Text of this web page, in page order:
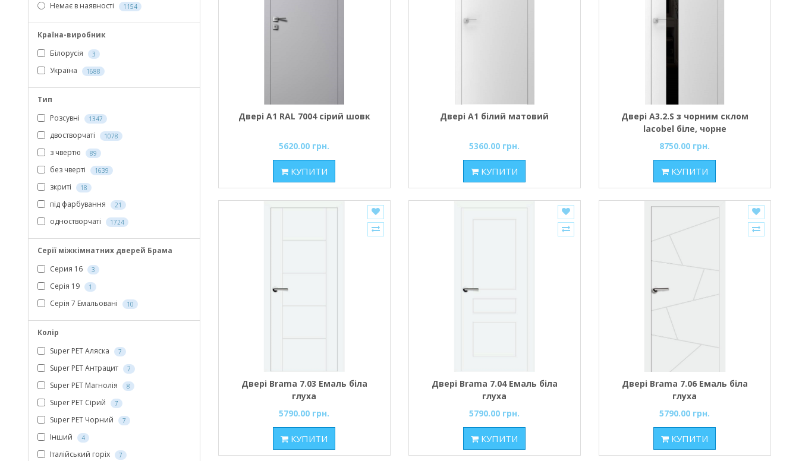
Немає в наявності 1154
Країна-виробник
Білорусія
3
Україна 1688
Тип
Розсувні
1347
двостворчаті 1078
з чвертю 89
без чверті 1639
зкриті 18
під фарбування 21
одностворчаті 1724
Серії міжкімнатних дверей Брама
Серия 16
3
Серія 19 1
Серія 7 Емальовані 10
Колір
Super PET Аляска
7
Super PET Антрацит 7
Super PET Магнолія 8
Super PET Сірий 7
Super PET Чорний 7
Інший 4
Італійський горіх 7
Двері A1 RAL 7004 сірий шовк
5620.00 грн.
КУПИТИ
Двері A1 білий матовий
5360.00 грн.
КУПИТИ
Двері A3.2.S з чорним склом
lacobel біле, чорне
8750.00 грн.
КУПИТИ
Двері Brama 7.03 Емаль біла
глуха
5790.00 грн.
КУПИТИ
Двері Brama 7.04 Емаль біла
глуха
5790.00 грн.
КУПИТИ
Двері Brama 7.06 Емаль біла
глуха
5790.00 грн.
КУПИТИ